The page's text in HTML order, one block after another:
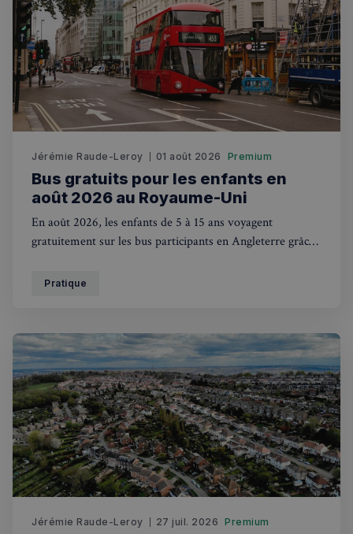
Jérémie Raude-Leroy 01 août 2026 Premium
Bus gratuits pour les enfants en
août 2026 au Royaume-Uni
En août 2026, les enfants de 5 à 15 ans voyagent
gratuitement sur les bus participants en Angleterre grâce
Pratique
Jérémie Raude-Leroy 27 juil. 2026 Premium